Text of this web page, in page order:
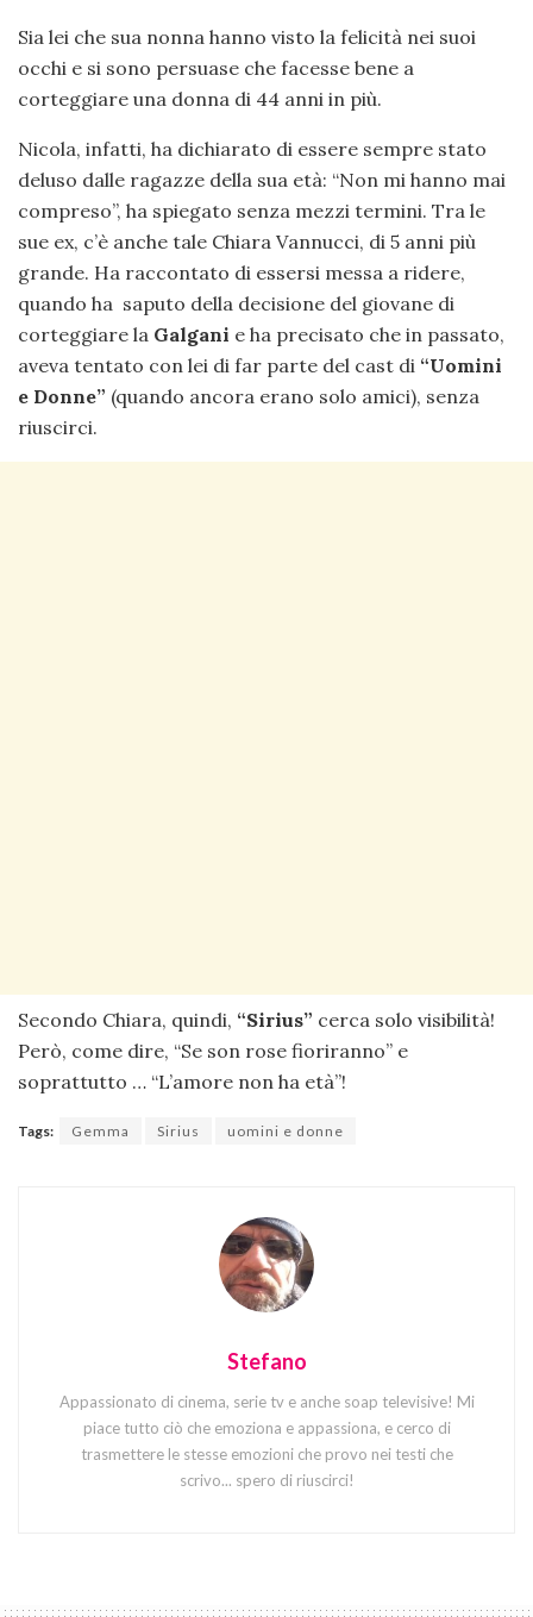
Sia lei che sua nonna hanno visto la felicità nei suoi
occhi e si sono persuase che facesse bene a
corteggiare una donna di 44 anni in più.
Nicola, infatti, ha dichiarato di essere sempre stato
deluso dalle ragazze della sua età: “Non mi hanno mai
compreso”, ha spiegato senza mezzi termini. Tra le
sue ex, c’è anche tale Chiara Vannucci, di 5 anni più
grande. Ha raccontato di essersi messa a ridere,
quando ha saputo della decisione del giovane di
corteggiare la Galgani e ha precisato che in passato,
aveva tentato con lei di far parte del cast di “Uomini
e Donne” (quando ancora erano solo amici), senza
riuscirci.
Secondo Chiara, quindi, “Sirius” cerca solo visibilità!
Però, come dire, “Se son rose fioriranno” e
soprattutto … “L’amore non ha età”!
Tags: Gemma Sirius uomini e donne
Stefano
Appassionato di cinema, serie tv e anche soap televisive! Mi
piace tutto ciò che emoziona e appassiona, e cerco di
trasmettere le stesse emozioni che provo nei testi che
scrivo... spero di riuscirci!